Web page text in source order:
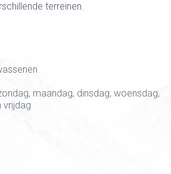
terreinen.
maandag, dinsdag, woensdag,
vrijdag